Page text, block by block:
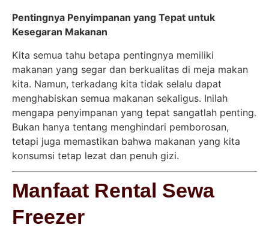
Pentingnya Penyimpanan yang Tepat untuk
Kesegaran Makanan
Kita semua tahu betapa pentingnya memiliki
makanan yang segar dan berkualitas di meja makan
kita. Namun, terkadang kita tidak selalu dapat
menghabiskan semua makanan sekaligus. Inilah
mengapa penyimpanan yang tepat sangatlah penting.
Bukan hanya tentang menghindari pemborosan,
tetapi juga memastikan bahwa makanan yang kita
konsumsi tetap lezat dan penuh gizi.
Manfaat Rental Sewa
Freezer